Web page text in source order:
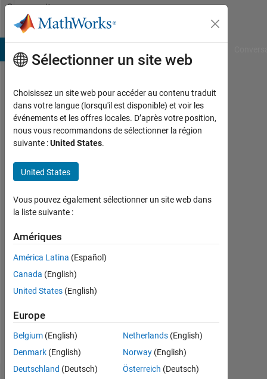
Passer au contenu
Community
Profile
Andrea
Last
seen:
presque
2 ans il
y a
Actif
depuis
0
Following:
Follow
Sélectionner un site web
Choisissez un site web pour accéder au contenu traduit
dans votre langue (lorsqu'il est disponible) et voir les
événements et les offres locales. D’après votre position,
nous vous recommandons de sélectionner la région
suivante :United States.
United States
Vous pouvez également sélectionner un site web dans
la liste suivante :
Amériques
América Latina (Español)
Canada (English)
United States (English)
Europe
Belgium (English)
Denmark (English)
Deutschland (Deutsch)
Netherlands(English)
Norway(English)
Österreich (Deutsch)